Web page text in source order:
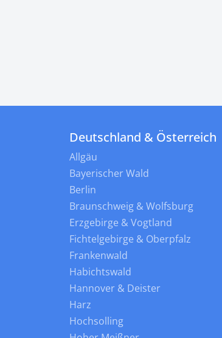
Deutschland & Österreich
Allgäu
Bayerischer Wald
Berlin
Braunschweig & Wolfsburg
Erzgebirge & Vogtland
Fichtelgebirge & Oberpfalz
Frankenwald
Habichtswald
Hannover & Deister
Harz
Hochsolling